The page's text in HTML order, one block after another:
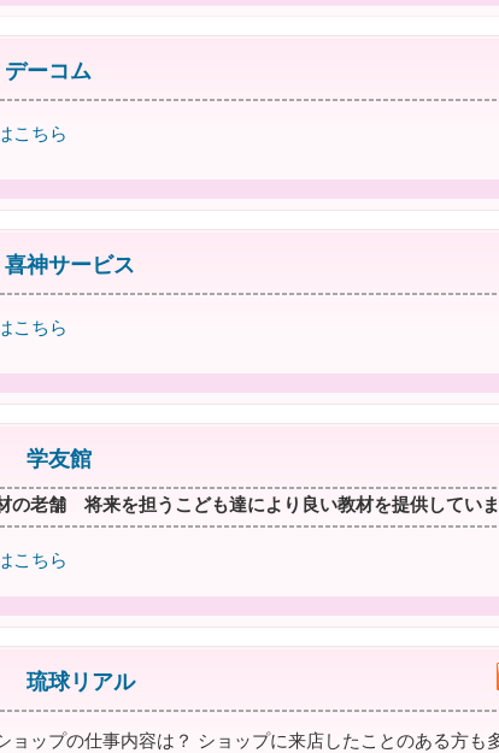
デーコム
こちら
喜神サービス
こちら
学友館
の老舗 将来を担うこども達により良い教材を提供していま
こちら
琉球リアル
ョップの仕事内容は？ ショップに来店したことのある方